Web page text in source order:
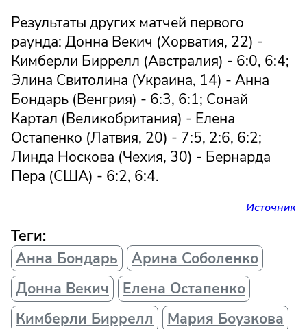
Результаты других матчей первого
раунда: Донна Векич (Хорватия, 22) -
Кимберли Биррелл (Австралия) - 6:0, 6:4;
Элина Свитолина (Украина, 14) - Анна
Бондарь (Венгрия) - 6:3, 6:1; Сонай
Картал (Великобритания) - Елена
Остапенко (Латвия, 20) - 7:5, 2:6, 6:2;
Линда Носкова (Чехия, 30) - Бернарда
Пера (США) - 6:2, 6:4.
Источник
Теги:
Анна Бондарь
Арина Соболенко
Донна Векич
Елена Остапенко
Кимберли Биррелл
Мария Боузкова